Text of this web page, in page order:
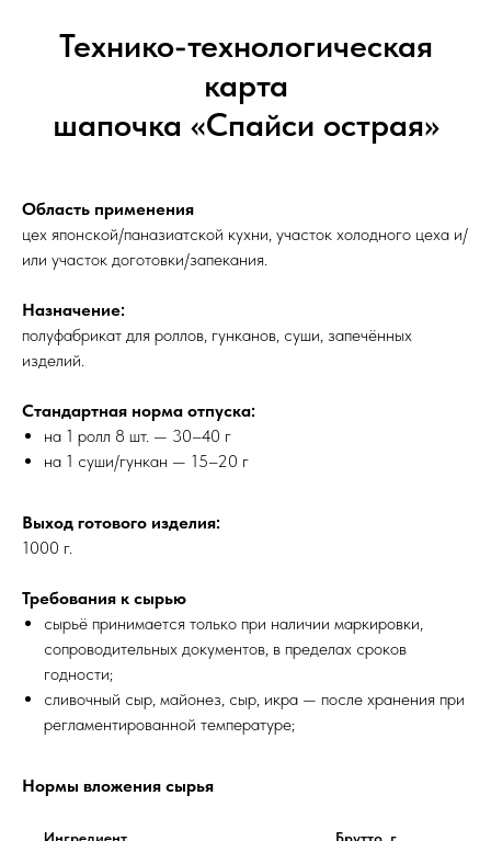
Технико-технологическая
карта
шапочка «Спайси острая»
Область применения
цех японской/паназиатской кухни, участок холодного цеха и/
или участок доготовки/запекания.
Назначение:
полуфабрикат для роллов, гунканов, суши, запечённых
изделий.
Стандартная норма отпуска:
на 1 ролл 8 шт. — 30–40 г
на 1 суши/гункан — 15–20 г
Выход готового изделия:
1000 г.
Требования к сырью
сырьё принимается только при наличии маркировки,
сопроводительных документов, в пределах сроков
годности;
сливочный сыр, майонез, сыр, икра — после хранения при
регламентированной температуре;
Нормы вложения сырья